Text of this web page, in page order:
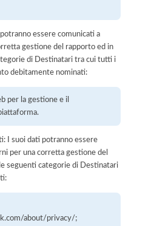
essere comunicati a
gestione del rapporto ed in
di Destinatari tra cui tutti i
debitamente nominati:
per la gestione e il
I suoi dati potranno essere
per una corretta gestione del
seguenti categorie di Destinatari
about/privacy/;